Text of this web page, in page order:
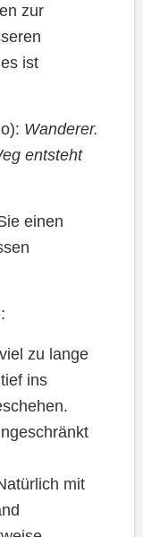
zur
ist
Wanderer.
entsteht
einen
zu lange
ins
mit